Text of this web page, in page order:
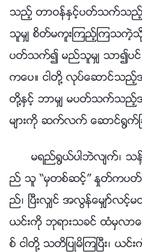
သည့္ တာဝန္ႏွင့္ပတ္သက္သ
သူမွ် စိတ္မကူးၾကည့္ၾကသကဲ့
ပတ္သက္၍ မည္သူမွ် သာ၍ပင္ ေ
ကေပ။ ငါတို႔ လုပ္ေဆာင္သ
တို႔ႏွင့္ ဘာမွ် မပတ္သက္သည့္အလ
မ်ားကို ဆက္လက္ ေဆာင္႐ြက္ျ
မရည္႐ြယ္ပါဘဲလ်က္၊ သ
ည္ သူ “မွတစ္ဆင့္” ႏႈတ္ကပ
ည္၊ ၿပီးလွ်င္ အလြန္ေမွ်ာ္လင့္မ
ယင္းကို ဘုရားသခင္ ထံမွလာေ
စ္ ငါတို႔ သတိျပဳမိၾကၿပီး၊